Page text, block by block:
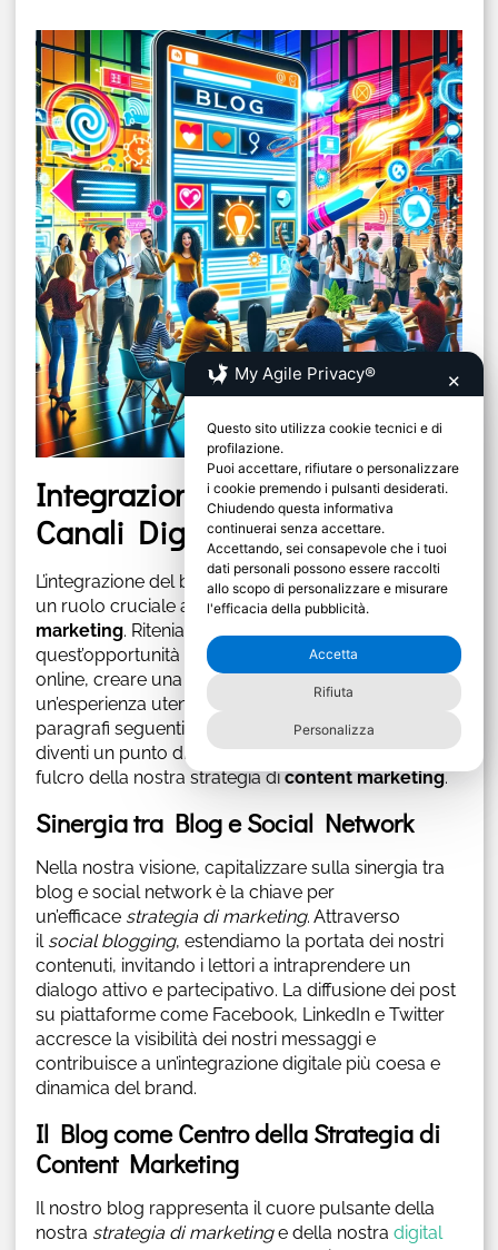
Integrazione del Blog con Altri
Canali Digitali
L’integrazione del blog con altri canali digitali riveste
un ruolo cruciale all’interno della nostrastrategia di
marketing. Riteniamo fondamentale sfruttare
quest’opportunità per potenziare la nostra presenza
online, creare una narrativa brandizzata e offrire
un’esperienza utente omogenea e persuasiva. Nei
paragrafi seguenti, evidenzieremo come il blog
diventi un punto di sinergia con i social network e il
fulcro della nostra strategia dicontent marketing.
Sinergia tra Blog e Social Network
Nella nostra visione, capitalizzare sulla sinergia tra
blog e social network è la chiave per
un’efficace strategia di marketing. Attraverso
il social blogging, estendiamo la portata dei nostri
contenuti, invitando i lettori a intraprendere un
dialogo attivo e partecipativo. La diffusione dei post
su piattaforme come Facebook, LinkedIn e Twitter
accresce la visibilità dei nostri messaggi e
contribuisce a un’integrazione digitale più coesa e
dinamica del brand.
Il Blog come Centro della Strategia di
Content Marketing
Il nostro blog rappresenta il cuore pulsante della
nostra strategia di marketinge della nostra digital
My Agile Privacy® ✕
Questo sito utilizza cookie tecnici e di
profilazione.
Puoi accettare, rifiutare o personalizzare
i cookie premendo i pulsanti desiderati.
Chiudendo questa informativa
continuerai senza accettare.
Accettando, sei consapevole che i tuoi
dati personali possono essere raccolti
allo scopo di personalizzare e misurare
l'efficacia della pubblicità.
Accetta
Rifiuta
Personalizza